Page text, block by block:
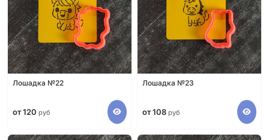
Лошадка №22
от 120 руб
Лошадка №23
от 108 руб